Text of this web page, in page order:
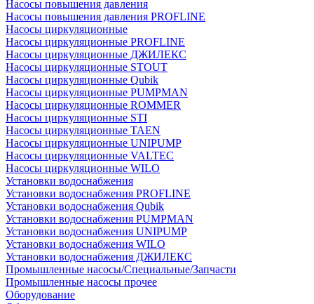
Насосы повышения давления
Насосы повышения давления PROFLINE
Насосы циркуляционные
Насосы циркуляционные PROFLINE
Насосы циркуляционные ДЖИЛЕКС
Насосы циркуляционные STOUT
Насосы циркуляционные Qubik
Насосы циркуляционные PUMPMAN
Насосы циркуляционные ROMMER
Насосы циркуляционные STI
Насосы циркуляционные TAEN
Насосы циркуляционные UNIPUMP
Насосы циркуляционные VALTEC
Насосы циркуляционные WILO
Установки водоснабжения
Установки водоснабжения PROFLINE
Установки водоснабжения Qubik
Установки водоснабжения PUMPMAN
Установки водоснабжения UNIPUMP
Установки водоснабжения WILO
Установки водоснабжения ДЖИЛЕКС
Промышленные насосы/Специальные/Запчасти
Промышленные насосы прочее
Оборудование